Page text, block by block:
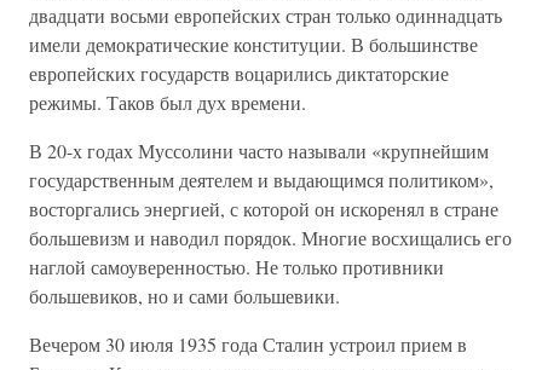
двадцати восьми европейских стран только одиннадцать
имели демократические конституции. В большинстве
европейских государств воцарились диктаторские
режимы. Таков был дух времени.
В 20-х годах Муссолини часто называли «крупнейшим
государственным деятелем и выдающимся политиком»,
восторгались энергией, с которой он искоренял в стране
большевизм и наводил порядок. Многие восхищались его
наглой самоуверенностью. Не только противники
большевиков, но и сами большевики.
Вечером 30 июля 1935 года Сталин устроил прием в